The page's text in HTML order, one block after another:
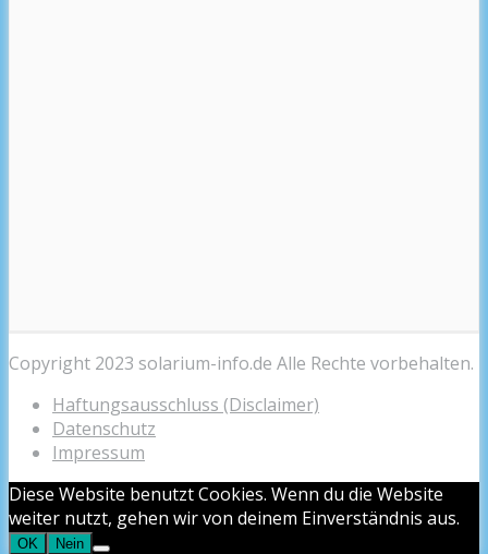
Copyright 2023 solarium-info.de Alle Rechte vorbehalten.
Haftungsausschluss (Disclaimer)
Datenschutz
Impressum
Diese Website benutzt Cookies. Wenn du die Website
weiter nutzt, gehen wir von deinem Einverständnis aus.
OK Nein